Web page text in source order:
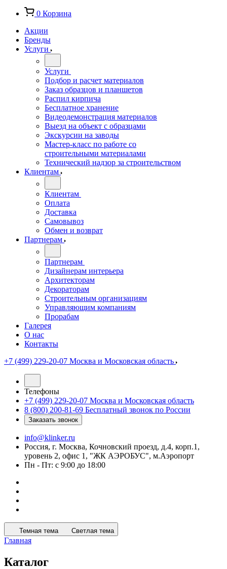
0 Корзина
Акции
Бренды
Услуги
Услуги
Подбор и расчет материалов
Заказ образцов и планшетов
Распил кирпича
Бесплатное хранение
Видеодемонстрация материалов
Выезд на объект с образцами
Экскурсии на заводы
Мастер-класс по работе со
строительными материалами
Технический надзор за строительством
Клиентам
Клиентам
Оплата
Доставка
Самовывоз
Обмен и возврат
Партнерам
Партнерам
Дизайнерам интерьера
Архитекторам
Декораторам
Строительным организациям
Управляющим компаниям
Прорабам
Галерея
О нас
Контакты
+7 (499) 229-20-07 Москва и Московская область
Телефоны
+7 (499) 229-20-07 Москва и Московская область
8 (800) 200-81-69 Бесплатный звонок по России
Заказать звонок
info@klinker.ru
Россия, г. Москва, Кочновский проезд, д.4, корп.1,
уровень 2, офис 1, "ЖК АЭРОБУС", м.Аэропорт
Пн - Пт: с 9:00 до 18:00
Темная тема Светлая тема
Главная
Каталог